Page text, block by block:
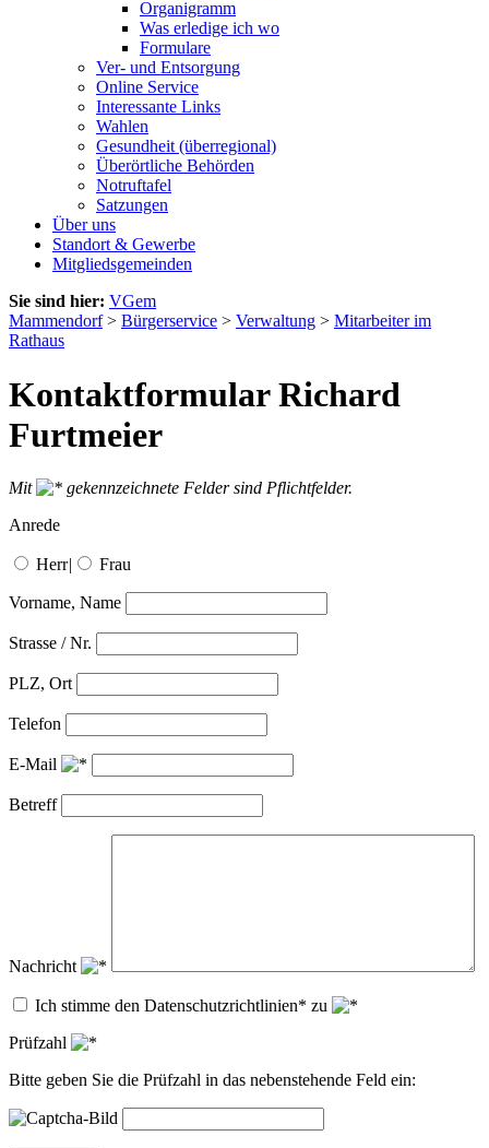
Organigramm
Was erledige ich wo
Formulare
Ver- und Entsorgung
Online Service
Interessante Links
Wahlen
Gesundheit (überregional)
Überörtliche Behörden
Notruftafel
Satzungen
Über uns
Standort & Gewerbe
Mitgliedsgemeinden
Sie sind hier: VGem
Mammendorf> Bürgerservice > Verwaltung > Mitarbeiter im
Rathaus
Kontaktformular Richard
Furtmeier
Mit
gekennzeichnete Felder sind Pflichtfelder.
Anrede
Herr| Frau
Vorname, Name
Strasse / Nr.
PLZ, Ort
Telefon
E-Mail
Betreff
Nachricht
Ich stimme den Datenschutzrichtlinien* zu
Prüfzahl
Bitte geben Sie die Prüfzahl in das nebenstehende Feld ein: